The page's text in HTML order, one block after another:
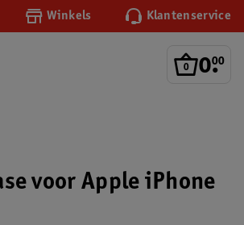
Winkels Klantenservice
0.
00
voor Apple iPhone